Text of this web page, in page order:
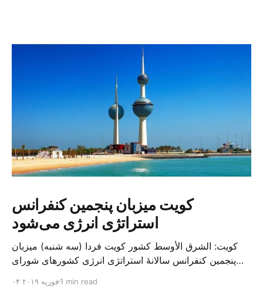
کویت میزبان پنجمین کنفرانس
استراتژی انرژی می‌شود
کویت: الشرق الأوسط کشور کویت فردا (سه شنبه) میزبان
پنجمین کنفرانس سالانهٔ استراتژی انرژی کشورهای شورای
متخصص از شرکت‌های جهانی نفت و گاز در این کنفرانس
۰۴ فوریه ۲۰۱۹1 min read